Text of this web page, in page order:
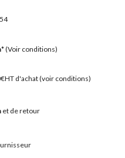
(Voir conditions)
d'achat(voir conditions)
et de retour